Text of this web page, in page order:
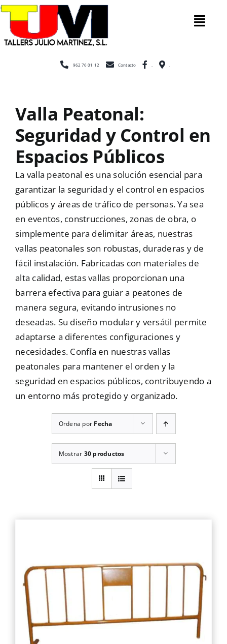
Saltar
contenido
Inicio
Escaleras
Mallas
Noticias
Contacto
962 76 01 12 Contacto
Valla Peatonal:
Seguridad y Control en
Espacios Públicos
La valla peatonal es una solución esencial para
garantizar la seguridad y el control en espacios
públicos y áreas de tráfico de personas. Ya sea
en eventos, construcciones, zonas de obra, o
simplemente para delimitar áreas, nuestras
vallas peatonales son robustas, duraderas y de
fácil instalación. Fabricadas con materiales de
alta calidad, estas vallas proporcionan una
barrera efectiva para guiar a peatones de
manera segura, evitando intrusiones no
deseadas. Su diseño modular y versátil permite
adaptarse a diferentes configuraciones y
necesidades. Confía en nuestras vallas
peatonales para mantener el orden y la
seguridad en espacios públicos, contribuyendo a
un entorno más protegido y organizado.
Ordena por Fecha
Mostrar 30 productos